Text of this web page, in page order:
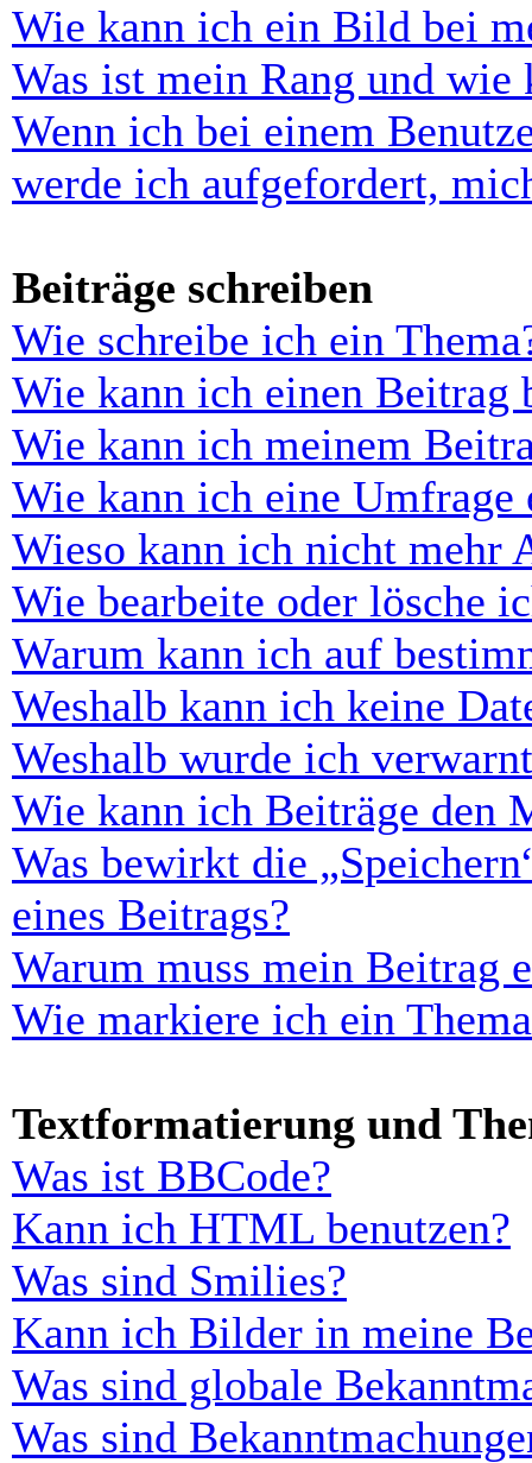
Wie kann ich ein Bild bei
Was ist mein Rang und wie
Wenn ich bei einem
werde ich aufgefordert,
Beiträge schreiben
Wie schreibe ich ein
Wie kann ich einen Beitrag
Wie kann ich meinem
Wie kann ich eine Umfrage
Wieso kann ich nicht mehr
Wie bearbeite oder lösche
Warum kann ich auf
Weshalb kann ich keine
Weshalb wurde ich
Wie kann ich Beiträge den
Was bewirkt die
eines Beitrags?
Warum muss mein Beitrag
Wie markiere ich ein
Textformatierung und
Was ist BBCode?
Kann ich HTML benutzen?
Was sind Smilies?
Kann ich Bilder in meine
Was sind globale
Was sind